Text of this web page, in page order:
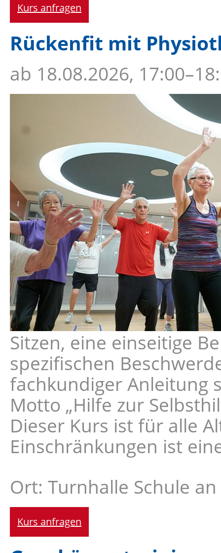
Kurs anfragen
Rückenfit mit
ab 18.08.2026,
Sitzen, eine einseitige
spezifischen
fachkundiger Anleitung
Motto „Hilfe zur
Dieser Kurs ist für alle
Einschränkungen ist
Ort: Turnhalle Schule
Kurs anfragen